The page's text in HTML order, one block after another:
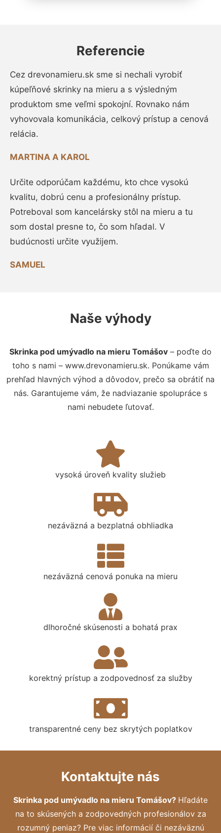
Referencie
Cez drevonamieru.sk sme si nechali vyrobiť
kúpeľňové skrinky na mieru a s výsledným
produktom sme veľmi spokojní. Rovnako nám
vyhovovala komunikácia, celkový prístup a cenová
relácia.
MARTINA A KAROL
Určite odporúčam každému, kto chce vysokú
kvalitu, dobrú cenu a profesionálny prístup.
Potreboval som kancelársky stôl na mieru a tu
som dostal presne to, čo som hľadal. V
budúcnosti určite využijem.
SAMUEL
Naše výhody
Skrinka pod umývadlo na mieru Tomášov – poďte do
toho s nami – www.drevonamieru.sk. Ponúkame vám
prehľad hlavných výhod a dôvodov, prečo sa obrátiť na
nás. Garantujeme vám, že nadviazanie spolupráce s
nami nebudete ľutovať.
vysoká úroveň kvality služieb
nezáväzná a bezplatná obhliadka
nezáväzná cenová ponuka na mieru
dlhoročné skúsenosti a bohatá prax
korektný prístup a zodpovednosť za služby
transparentné ceny bez skrytých poplatkov
Kontaktujte nás
Skrinka pod umývadlo na mieru Tomášov? Hľadáte
na to skúsených a zodpovedných profesionálov za
rozumný peniaz? Pre viac informácií či nezáväznú